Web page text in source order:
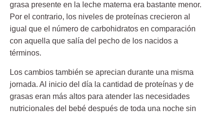
grasa presente en la leche materna era bastante menor.
Por el contrario, los niveles de proteínas crecieron al
igual que el número de carbohidratos en comparación
con aquella que salía del pecho de los nacidos a
términos.
Los cambios también se aprecian durante una misma
jornada. Al inicio del día la cantidad de proteínas y de
grasas eran más altos para atender las necesidades
nutricionales del bebé después de toda una noche sin